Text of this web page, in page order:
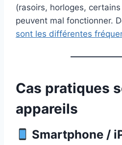
(rasoirs, horloges,
peuvent mal fonctionner.
sont les différentes
Cas pratiques
appareils
Smartphone /